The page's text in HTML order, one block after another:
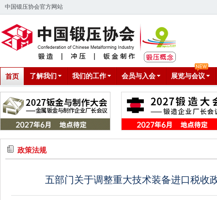
中国锻压协会官方网站
首页 了解我们 我们的工作 会员与入会 展览与会议
政策法规
五部门关于调整重大技术装备进口税收